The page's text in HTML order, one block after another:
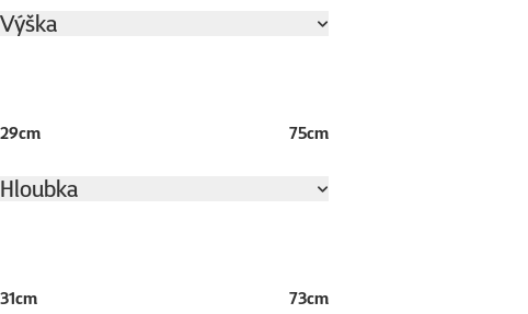
Výška
29cm 75cm
Hloubka
31cm 73cm